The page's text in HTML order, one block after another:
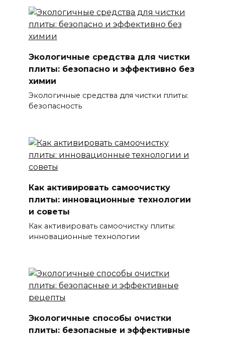
Экологичные средства для чистки
плиты: безопасно и эффективно без
химии
Экологичные средства для чистки плиты:
безопасность
Как активировать самоочистку
плиты: инновационные технологии
и советы
Как активировать самоочистку плиты:
инновационные технологии
Экологичные способы очистки
плиты: безопасные и эффективные